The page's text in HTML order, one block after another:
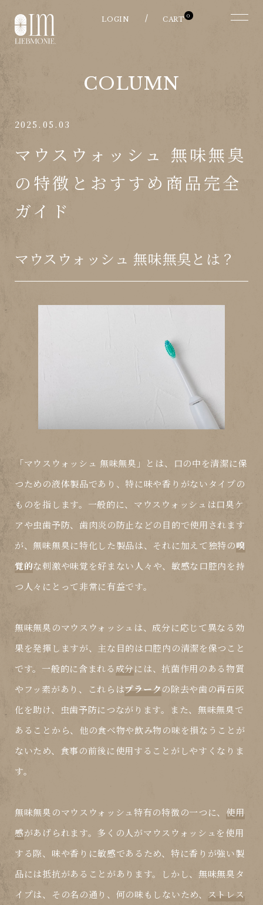
0
COLUMN
2025.05.03
マウスウォッシュ 無味無臭
の特徴とおすすめ商品完全
ガイド
マウスウォッシュ 無味無臭とは？
「マウスウォッシュ 無味無臭」とは、口の中を清潔に保
つための液体製品であり、特に味や香りがないタイプの
ものを指します。一般的に、マウスウォッシュは口臭ケ
アや虫歯予防、歯肉炎の防止などの目的で使用されます
が、無味無臭に特化した製品は、それに加えて独特の嗅
覚的な刺激や味覚を好まない人々や、敏感な口腔内を持
つ人々にとって非常に有益です。
無味無臭のマウスウォッシュは、成分に応じて異なる効
果を発揮しますが、主な目的は口腔内の清潔を保つこと
です。一般的に含まれる 成分には、抗菌作用のある物質
やフッ素があり、これらはプラークの除去や歯の再石灰
化を助け、虫歯予防につながります。また、無味無臭で
あることから、他の食べ物や飲み物の味を損なうことが
ないため、食事の前後に使用することがしやすくなりま
す。
無味無臭のマウスウォッシュ特有の特徴の一つに、 使用
感があげられます。多くの人がマウスウォッシュを使用
する際、味や香りに敏感であるため、特に香りが強い製
品には抵抗があることがあります。しかし、無味無臭タ
イプは、その名の通り、何の味もしないため、
ストレス